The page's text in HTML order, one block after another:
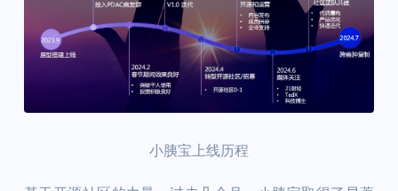
小胰宝上线历程